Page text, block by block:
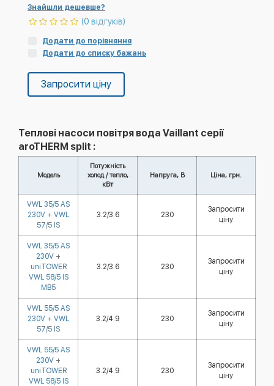
Знайшли дешевше?
(0 відгуків)
Додати до порівняння
Додати до списку бажань
Запросити ціну
Теплові насоси повітря вода Vaillant серії
aroTHERM split :
Модель
Потужність
холод / тепло,
кВт
Напруга, В Ціна, грн.
VWL 35/5 AS
230V + VWL
57/5 IS
3.2/3.6 230
Запросити
ціну
VWL 35/5 AS
230V +
uniTOWER
VWL 58/5 IS
MB5
3.2/3.6 230
Запросити
ціну
VWL 55/5 AS
230V + VWL
57/5 IS
3.2/4.9 230
Запросити
ціну
VWL 55/5 AS
230V +
uniTOWER
VWL 58/5 IS
3.2/4.9 230
Запросити
ціну